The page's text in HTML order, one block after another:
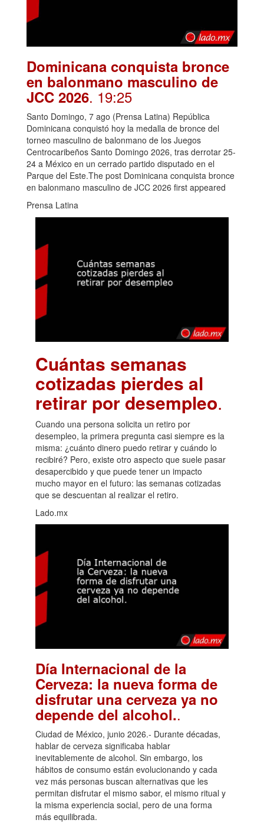
Dominicana conquista bronce
en balonmano masculino de
JCC 2026. 19:25
Santo Domingo, 7 ago (Prensa Latina) República
Dominicana conquistó hoy la medalla de bronce del
torneo masculino de balonmano de los Juegos
Centrocaribeños Santo Domingo 2026, tras derrotar 25-
24 a México en un cerrado partido disputado en el
Parque del Este.The post Dominicana conquista bronce
en balonmano masculino de JCC 2026 first appeared
Prensa Latina
Cuántas semanas
cotizadas pierdes al
retirar por desempleo.
Cuando una persona solicita un retiro por
desempleo, la primera pregunta casi siempre es la
misma: ¿cuánto dinero puedo retirar y cuándo lo
recibiré? Pero, existe otro aspecto que suele pasar
desapercibido y que puede tener un impacto
mucho mayor en el futuro: las semanas cotizadas
que se descuentan al realizar el retiro.
Lado.mx
Día Internacional de la
Cerveza: la nueva forma de
disfrutar una cerveza ya no
depende del alcohol..
Ciudad de México, junio 2026.- Durante décadas,
hablar de cerveza significaba hablar
inevitablemente de alcohol. Sin embargo, los
hábitos de consumo están evolucionando y cada
vez más personas buscan alternativas que les
permitan disfrutar el mismo sabor, el mismo ritual y
la misma experiencia social, pero de una forma
más equilibrada.